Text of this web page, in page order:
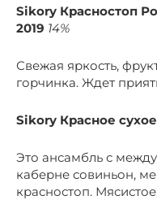
Sikory Красностоп
2019 14%
Свежая яркость,
горчинка. Ждет
Sikory Красное
Это ансамбль с
каберне совиньон,
красностоп.